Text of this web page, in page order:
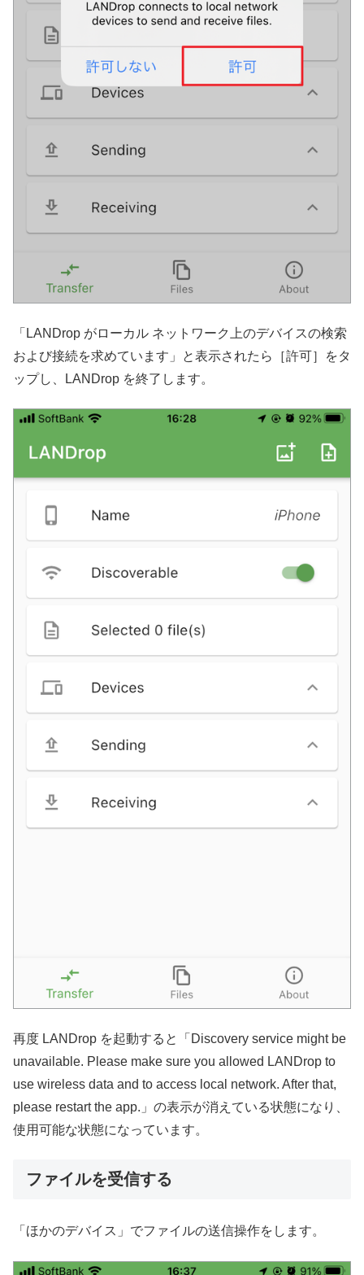
「LANDrop がローカル ネットワーク上のデバイスの検索
および接続を求めています」と表示されたら［許可］をタ
ップし、LANDrop を終了します。
再度 LANDrop を起動すると「Discovery service might be
unavailable. Please make sure you allowed LANDrop to
use wireless data and to access local network. After that,
please restart the app.」の表示が消えている状態になり、
使用可能な状態になっています。
ファイルを受信する
「ほかのデバイス」でファイルの送信操作をします。